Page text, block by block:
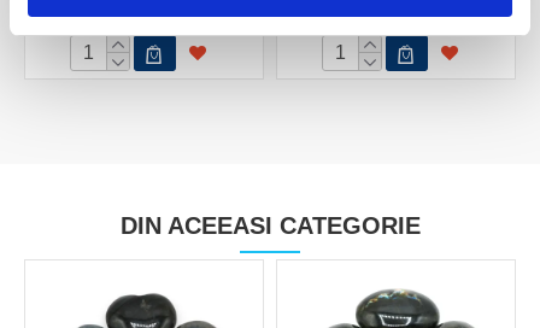
DIN ACEEASI CATEGORIE